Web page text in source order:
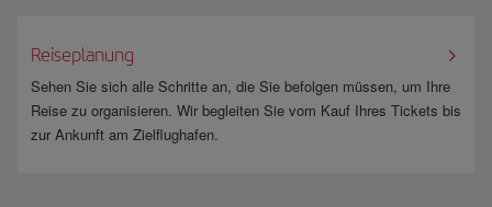
Reiseplanung
Sehen Sie sich alle Schritte an, die Sie befolgen müssen, um Ihre
Reise zu organisieren. Wir begleiten Sie vom Kauf Ihres Tickets bis
zur Ankunft am Zielflughafen.